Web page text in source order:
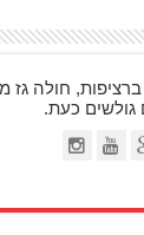
על אופנועים 32 שנים
גולשים כעת.